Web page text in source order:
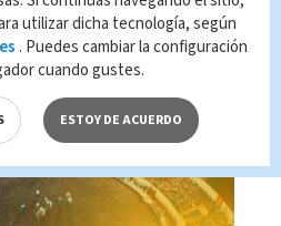
utilizar dicha tecnología, según
. Puedes cambiar la configuración
cuando gustes.
ESTOY DE ACUERDO